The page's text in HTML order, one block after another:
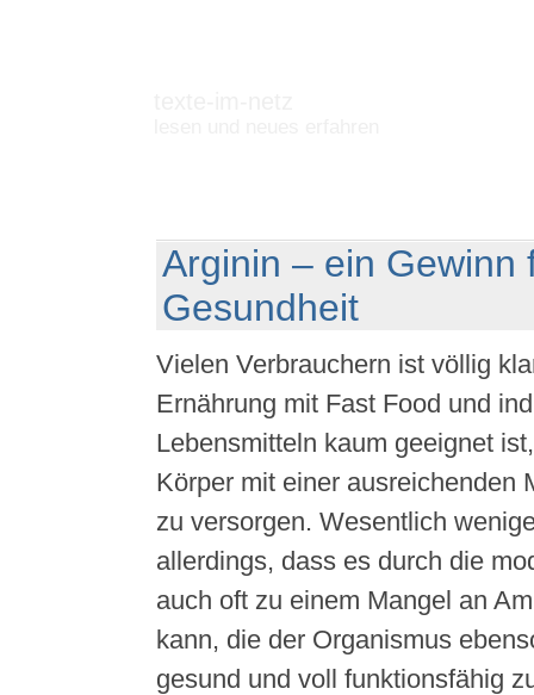
Arginin – ein Gewinn
Gesundheit
Vielen Verbrauchern ist völlig
Ernährung mit Fast Food und
Lebensmitteln kaum geeignet
Körper mit einer ausreichenden
zu versorgen. Wesentlich
allerdings, dass es durch die
auch oft zu einem Mangel an
kann, die der Organismus
gesund und voll funktionsfähig